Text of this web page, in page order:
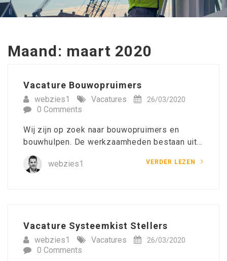
Maand: maart 2020
Vacature Bouwopruimers
webzies1 Vacatures 26/03/2020
0 Comments
Wij zijn op zoek naar bouwopruimers en
bouwhulpen. De werkzaamheden bestaan uit…
webzies1 VERDER LEZEN
Vacature Systeemkist Stellers
webzies1 Vacatures 26/03/2020
0 Comments